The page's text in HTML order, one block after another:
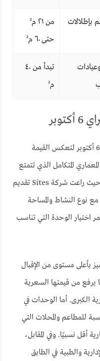
بإطلالات
من ٢١ م²
حتى ٦٠ م²
تبدأ من ٤٠
م²
تأتي أسعار الوحدات داخل مول ميراي 6 أكتوبر لتعكس القيمة
المتكامل الذي تتمتع
به هذه الوجهة الاستثمارية الجديدة، حيث راعت شركة Sites تقديم
نوع النشاط والمساحة
اختيار الوحدة التي تناسب
بأعلى مستوى من الإقبال
يرفع من قيمتها السعرية
الكبرى. أما الوحدات في
للمطاعم والمحلات التي
أقل نسبيًا. وفي المقابل،
والطبية في الطابق